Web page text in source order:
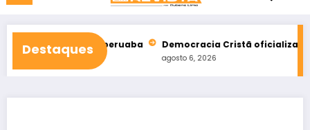
Destaques
de Taperuaba Democracia Cristã oficializa apoio a Ciro
agosto 6, 2026